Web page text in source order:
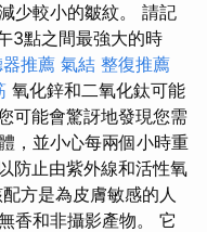
少較小的皺紋。 請記
3點之間最強大的時
推薦 氣結 整復推薦
氧化鋅和二氧化鈦可能
可能會驚訝地發現您需
，並小心每兩個小時重
防止由紫外線和活性氧
方是為皮膚敏感的人
香和非攝影產物。 它